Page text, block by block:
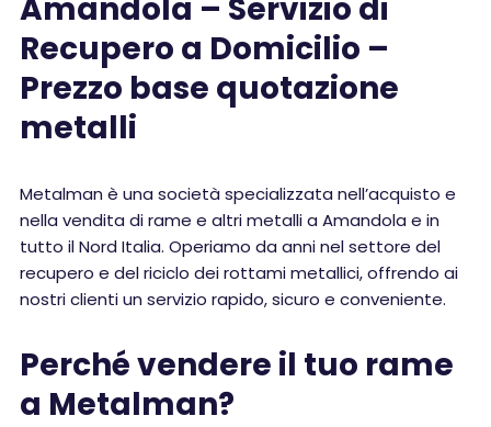
Amandola – Servizio di
Recupero a Domicilio –
Prezzo base quotazione
metalli
Metalman è una società specializzata nell’acquisto e
nella vendita di rame e altri metalli a Amandola e in
tutto il Nord Italia. Operiamo da anni nel settore del
recupero e del riciclo dei rottami metallici, offrendo ai
nostri clienti un servizio rapido, sicuro e conveniente.
Perché vendere il tuo rame
a Metalman?